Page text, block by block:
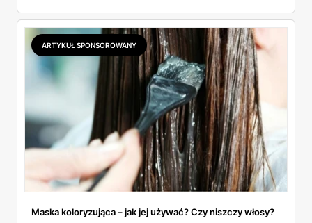
wnętrze.
ARTYKUŁ SPONSOROWANY
Maska koloryzująca – jak jej używać? Czy niszczy włosy?